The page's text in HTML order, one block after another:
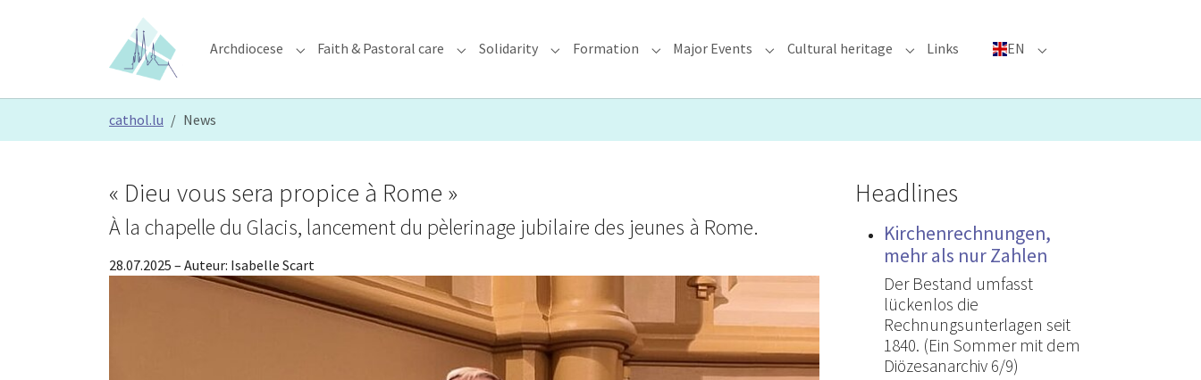
Archdiocese Submenu for "Archdiocese"
Faith & Pastoral care Submenu for "Faith & Pastoral care"
Solidarity Submenu for "Solidarity"
Formation Submenu for "Formation"
Major Events Submenu for "Major Events"
Cultural heritage Submenu for "Cultural heritage"
Links EN Submenu for "EN"
cathol.lu News
« Dieu vous sera propice à Rome »
À la chapelle du Glacis, lancement du pèlerinage jubilaire des jeunes à Rome.
28.07.2025 – Auteur: Isabelle Scart
Headlines
Kirchenrechnungen,
mehr als nur Zahlen
Der Bestand umfasst
lückenlos die
Rechnungsunterlagen seit
1840. (Ein Sommer mit dem
Diözesanarchiv 6/9)